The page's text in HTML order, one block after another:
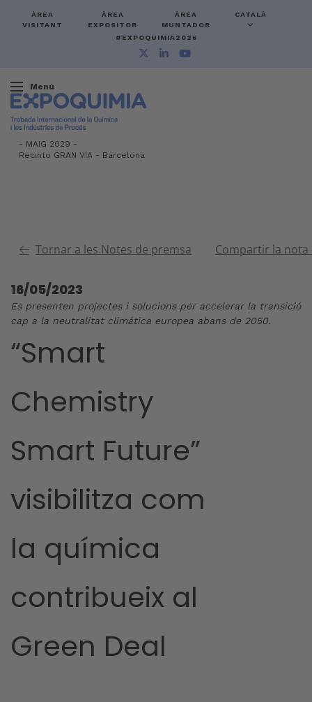
ÀREA
VISITANT
ÀREA
EXPOSITOR
ÀREA
MUNTADOR
CATALÀ
#EXPOQUIMIA2026
Menú
- MAIG 2029 -
Recinto GRAN VIA - Barcelona
Tornar a les Notes de premsa Compartir la nota
16/05/2023
Es presenten projectes i solucions per accelerar la transició
cap a la neutralitat climática europea abans de 2050.
“Smart
Chemistry
Smart Future”
visibilitza com
la química
contribueix al
Green Deal